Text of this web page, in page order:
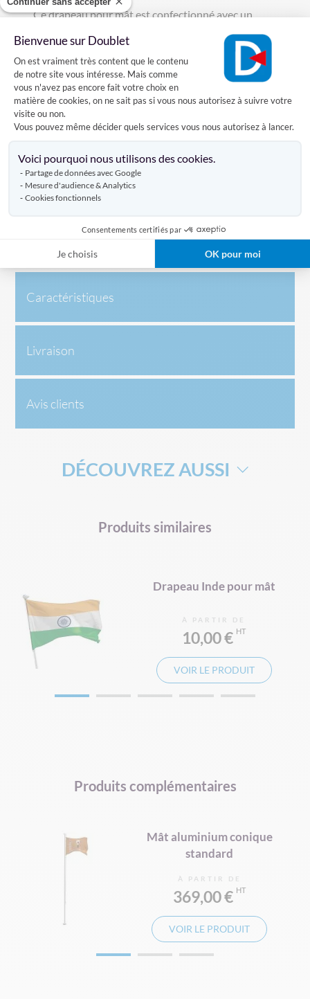
Bienvenue sur Doublet
Plateforme de Gestion du
On est vraiment très content que le contenu
de notre site vous intéresse. Mais comme
vous n'avez pas encore fait votre choix en
matière de cookies, on ne sait pas si vous nous autorisez à suivre votre
visite ou non.
Vous pouvez même décider quels services vous nous autorisez à lancer.
Voici pourquoi nous utilisons des cookies.
Partage de données avec Google
Mesure d'audience & Analytics
Cookies fonctionnels
Consentements certifiés par
Je choisis OK pour moi
Ce drapeau pour mât est confectionné avec un
solidité. Le drapeau pour mât des Maldives est
vendu avec deux mousquetons comme système
d'accroche.
Cela vous permet de l'attacher rapidement à la
drisse d'un mât.
Ce drapeau de pays est confectionné avec 2
mousquetons comme système d'accroche. Ces
Une fois en place, tirez sur la corde pour hisser le
drapeau au sommet d'un mât.
Caractéristiques
Livraison
Avis clients
DÉCOUVREZ AUSSI
MÂT TÉLÉSCOPIQUE POUR DRAPEAU
Produits similaires
Drapeau Inde pour mât
À PARTIR DE
10,00 €
VOIR LE PRODUIT
Produits complémentaires
Mât aluminium conique
standard
À PARTIR DE
369,00 €
VOIR LE PRODUIT